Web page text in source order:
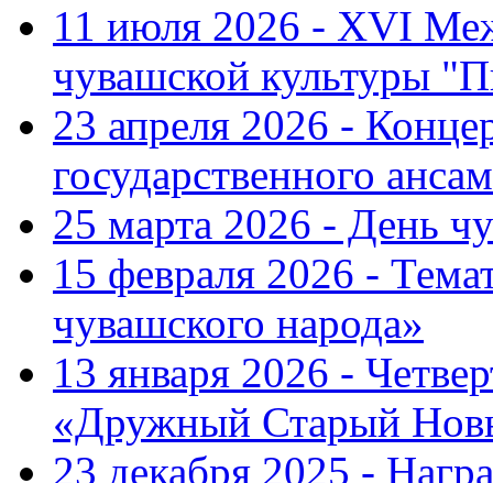
11 июля 2026 - XVI
чувашской культуры
23 апреля 2026 -
государственного
25 марта 2026 - День
15 февраля 2026 -
чувашского народа»
13 января 2026 -
«Дружный Старый
23 декабря 2025 -